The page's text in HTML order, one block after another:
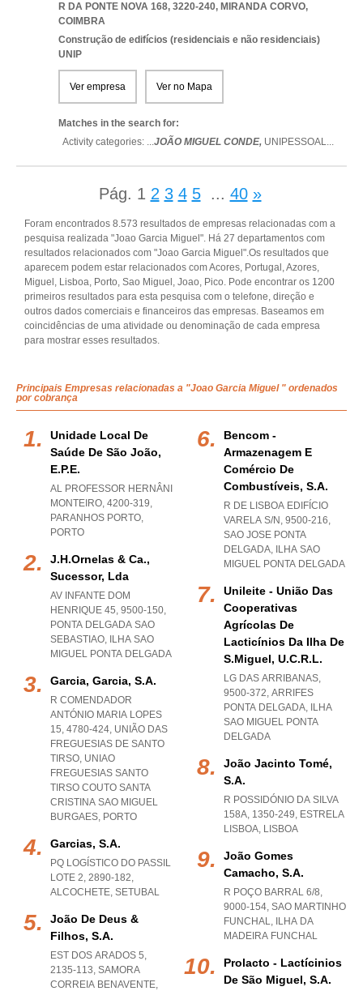
R DA PONTE NOVA 168, 3220-240, MIRANDA CORVO,
COIMBRA
Construção de edifícios (residenciais e não residenciais)
UNIP
Ver empresa Ver no Mapa
Matches in the search for:
Activity categories: ...JOÃO MIGUEL CONDE, UNIPESSOAL...
Pág. 1 2 3 4 5 ... 40 »
Foram encontrados 8.573 resultados de empresas relacionadas com a
pesquisa realizada "Joao Garcia Miguel". Há 27 departamentos com
resultados relacionados com "Joao Garcia Miguel".Os resultados que
aparecem podem estar relacionados com Acores, Portugal, Azores,
Miguel, Lisboa, Porto, Sao Miguel, Joao, Pico. Pode encontrar os 1200
primeiros resultados para esta pesquisa com o telefone, direção e
outros dados comerciais e financeiros das empresas. Baseamos em
coincidências de uma atividade ou denominação de cada empresa
para mostrar esses resultados.
Principais Empresas relacionadas a "Joao Garcia Miguel " ordenados
por cobrança
Unidade Local De
Saúde De São João,
E.p.e.
AL PROFESSOR HERNÂNI
MONTEIRO, 4200-319,
PARANHOS PORTO,
PORTO
J.h.ornelas & Ca.,
Sucessor, Lda
AV INFANTE DOM
HENRIQUE 45, 9500-150,
PONTA DELGADA SAO
SEBASTIAO, ILHA SAO
MIGUEL PONTA DELGADA
Garcia, Garcia, S.a.
R COMENDADOR
ANTÓNIO MARIA LOPES
15, 4780-424, UNIÃO DAS
FREGUESIAS DE SANTO
TIRSO, UNIAO
FREGUESIAS SANTO
TIRSO COUTO SANTA
CRISTINA SAO MIGUEL
BURGAES, PORTO
Garcias, S.a.
PQ LOGÍSTICO DO PASSIL
LOTE 2, 2890-182,
ALCOCHETE, SETUBAL
João De Deus &
Filhos, S.a.
EST DOS ARADOS 5,
2135-113, SAMORA
CORREIA BENAVENTE,
Bencom -
Armazenagem E
Comércio De
Combustíveis, S.a.
R DE LISBOA EDIFÍCIO
VARELA S/N, 9500-216,
SAO JOSE PONTA
DELGADA, ILHA SAO
MIGUEL PONTA DELGADA
Unileite - União Das
Cooperativas
Agrícolas De
Lacticínios Da Ilha De
S.miguel, U.c.r.l.
LG DAS ARRIBANAS,
9500-372, ARRIFES
PONTA DELGADA, ILHA
SAO MIGUEL PONTA
DELGADA
João Jacinto Tomé,
S.a.
R POSSIDÓNIO DA SILVA
158A, 1350-249, ESTRELA
LISBOA, LISBOA
João Gomes
Camacho, S.a.
R POÇO BARRAL 6/8,
9000-154, SAO MARTINHO
FUNCHAL, ILHA DA
MADEIRA FUNCHAL
Prolacto - Lactícinios
De São Miguel, S.a.